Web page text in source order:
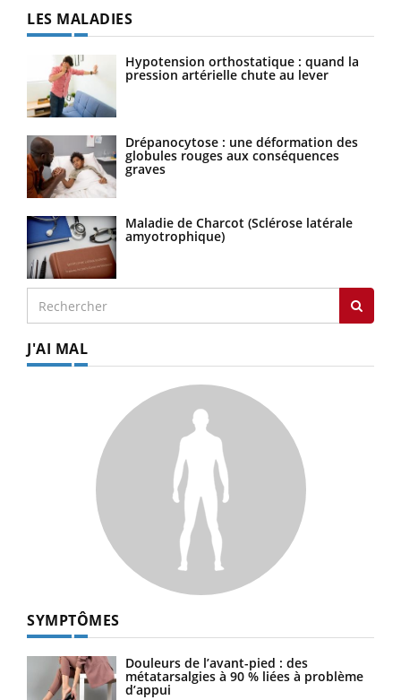
LES MALADIES
Hypotension orthostatique : quand la
pression artérielle chute au lever
Drépanocytose : une déformation des
globules rouges aux conséquences
graves
Maladie de Charcot (Sclérose latérale
amyotrophique)
J'AI MAL
SYMPTÔMES
Douleurs de l’avant-pied : des
métatarsalgies à 90 % liées à problème
d’appui